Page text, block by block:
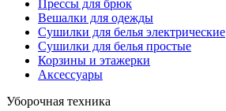
Прессы для брюк
Вешалки для одежды
Сушилки для белья электрические
Сушилки для белья простые
Корзины и этажерки
Аксессуары
Уборочная техника